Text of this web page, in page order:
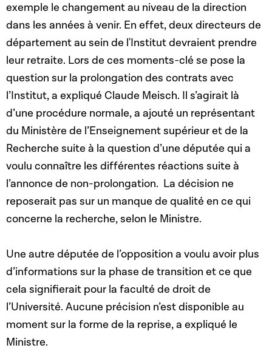
exemple le changement au niveau de la direction
dans les années à venir. En effet, deux directeurs de
département au sein de l'Institut devraient prendre
leur retraite. Lors de ces moments-clé se pose la
question sur la prolongation des contrats avec
l’Institut, a expliqué Claude Meisch. Il s’agirait là
d’une procédure normale, a ajouté un représentant
du Ministère de l’Enseignement supérieur et de la
Recherche suite à la question d’une députée qui a
voulu connaître les différentes réactions suite à
l’annonce de non-prolongation. La décision ne
reposerait pas sur un manque de qualité en ce qui
concerne la recherche, selon le Ministre.
Une autre députée de l’opposition a voulu avoir plus
d’informations sur la phase de transition et ce que
cela signifierait pour la faculté de droit de
l’Université. Aucune précision n’est disponible au
moment sur la forme de la reprise, a expliqué le
Ministre.